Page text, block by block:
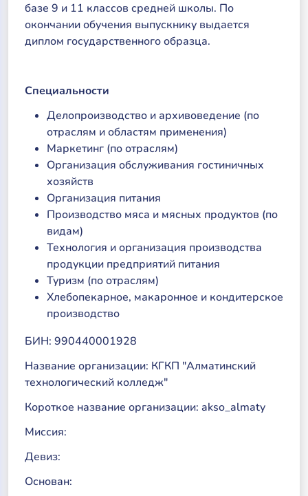
базе 9 и 11 классов средней школы. По
окончании обучения выпускнику выдается
диплом государственного образца.
Специальности
Делопроизводство и архивоведение (по
отраслям и областям применения)
Маркетинг (по отраслям)
Организация обслуживания гостиничных
хозяйств
Организация питания
Производство мяса и мясных продуктов (по
видам)
Технология и организация производства
продукции предприятий питания
Туризм (по отраслям)
Хлебопекарное, макаронное и кондитерское
производство
БИН: 990440001928
Название организации: КГКП "Алматинский
технологический колледж"
Короткое название организации: akso_almaty
Миссия:
Девиз:
Основан: